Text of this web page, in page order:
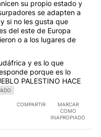
su propio estado y
se adapten a
si no les gusta que
del este de Europa
o a los lugares de
y es lo que
porque es lo
PALESTINO HACE
COMPARTIR
MARCAR
COMO
INAPROPIADO